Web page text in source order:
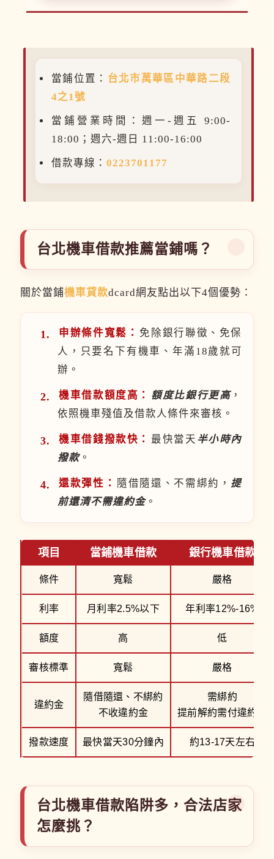
當鋪位置： 台北市萬華區中華路二段
4之1號
當鋪營業時間：週一-週五 9:00-
18:00；週六-週日 11:00-16:00
借款專線： 0223701177
台北機車借款推薦當鋪嗎？
關於當鋪機車貸款dcard網友點出以下4個優勢：
申辦條件寬鬆： 免除銀行聯徵、免保
人，只要名下有機車、年滿18歲就可
辦。
機車借款額度高： 額度比銀行更高，
依照機車殘值及借款人條件來審核。
機車借錢撥款快： 最快當天 半小時內
撥款。
還款彈性： 隨借隨還、不需綁約，提
前還清不需違約金。
項目 當鋪機車借款 銀行機車借款
條件 寬鬆 嚴格
利率 月利率2.5%以下 年利率12%-16%
額度 高 低
審核標準 寬鬆 嚴格
違約金
隨借隨還、不綁約
不收違約金
需綁約
提前解約需付違約金
撥款速度 最快當天30分鐘內 約13-17天左右
台北機車借款陷阱多，合法店家
怎麼挑？